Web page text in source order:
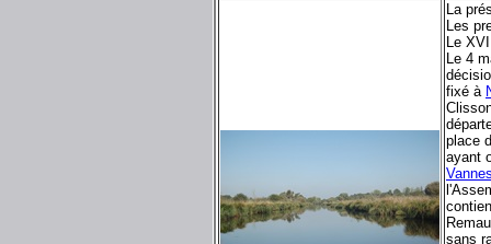
La
Les
Le
Le 4
fixé à
place
ayant
sans